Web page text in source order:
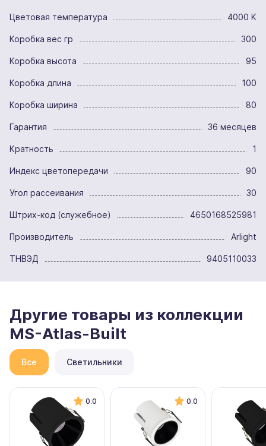
Цветовая температура 4000 K
Коробка вес гр 300
Коробка высота 95
Коробка длина 100
Коробка ширина 80
Гарантия 36 месяцев
Кратность 1
Индекс цветопередачи 90
Угол рассеивания 30
Штрих-код (служебное) 4650168525981
Производитель Arlight
ТНВЭД 9405110033
Другие товары из коллекции
MS-Atlas-Built
Все Светильники
0.0 0.0